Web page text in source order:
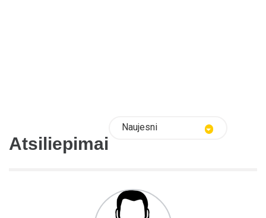
Atsiliepimai
Naujesni